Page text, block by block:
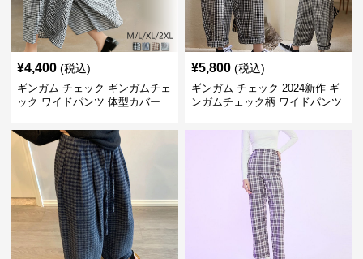
¥4,400 (税込)
ギンガム チェック ギンガムチェ
ック ワイドパンツ 体型カバー
¥5,800 (税込)
ギンガム チェック 2024新作 ギ
ンガムチェック柄 ワイドパンツ